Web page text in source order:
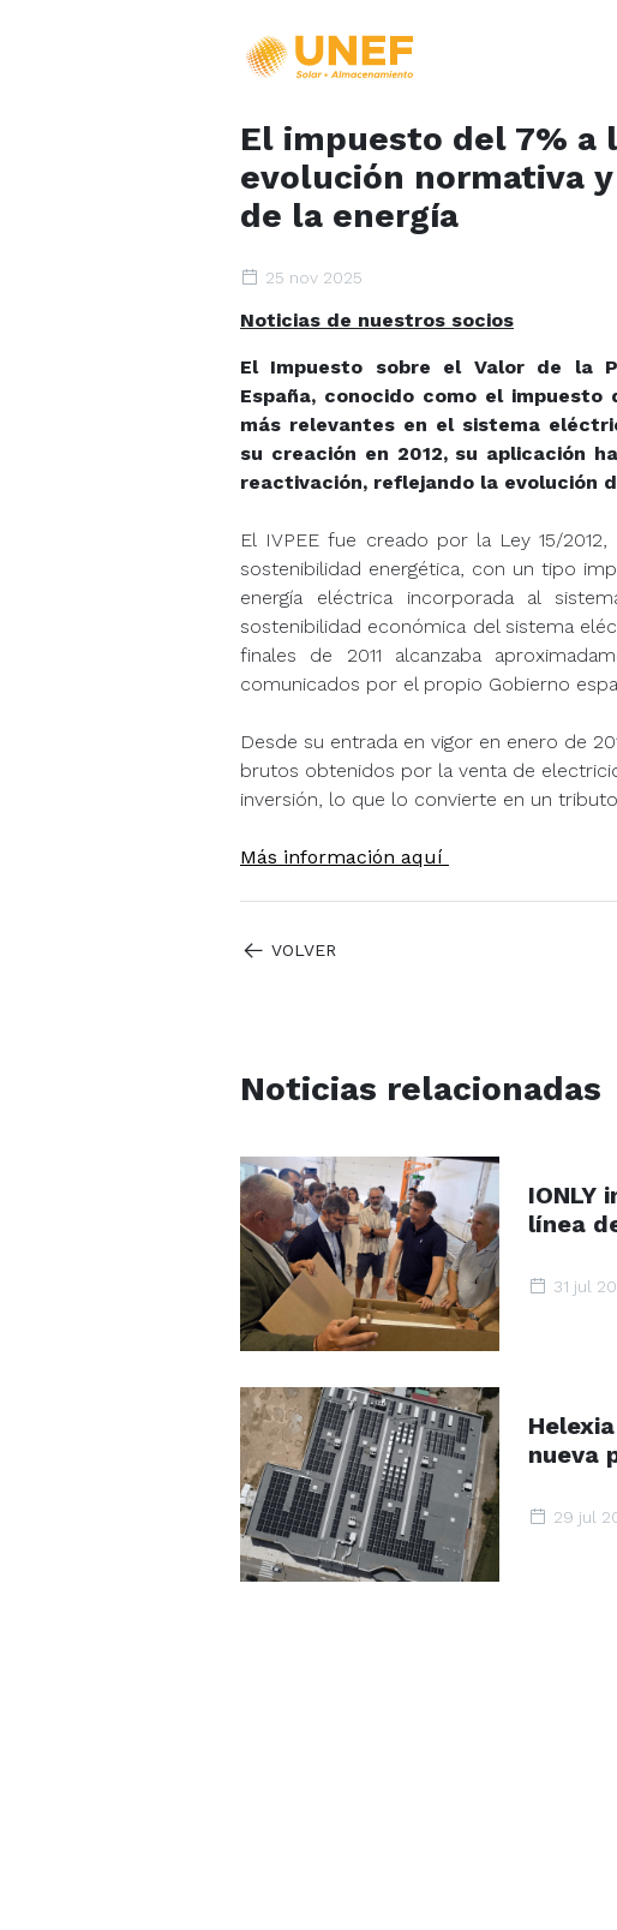
El impuesto del 7% a
evolución normativa
de la energía
25 nov 2025
Noticias de nuestros socios
El Impuesto sobre el Valor de la
España, conocido como el
más relevantes en el sistema
su creación en 2012, su aplicación
reactivación, reflejando la evolución
El IVPEE fue creado por la Ley 15/
sostenibilidad energética, con un tipo
energía eléctrica incorporada al
sostenibilidad económica del sistema
finales de 2011 alcanzaba
comunicados por el propio Gobierno
Desde su entrada en vigor en enero de
brutos obtenidos por la venta de
inversión, lo que lo convierte en un
Más información aquí
VOLVER
Noticias relacionadas
IONLY
línea
31 jul
nueva
29 jul